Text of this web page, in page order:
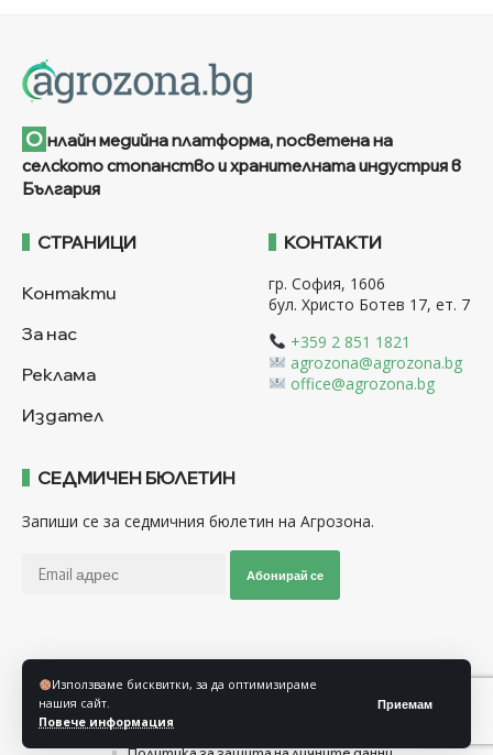
Използваме бисквитки, за да оптимизираме
нашия сайт.
Повече информация
Приемам
О нлайн медийна платформа, посветена на
селското стопанство и хранителната индустрия в
България
СТРАНИЦИ
Контакти
За нас
Реклама
Издател
КОНТАКТИ
гр. София, 1606
бул. Христо Ботев 17, ет. 7
+359 2 851 1821
agrozona@agrozona.bg
office@agrozona.bg
СЕДМИЧЕН БЮЛЕТИН
Запиши се за седмичния бюлетин на Агрозона.
Абонирай се
Общи условия
Политика за използване на “Бисквитки”